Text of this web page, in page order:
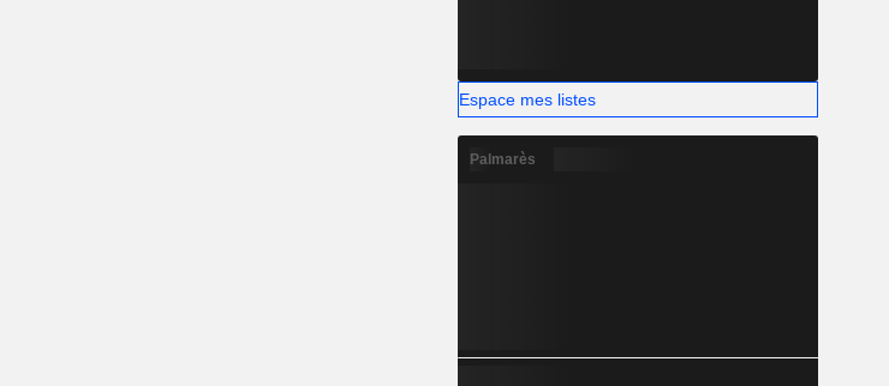
Espace mes listes
Palmarès